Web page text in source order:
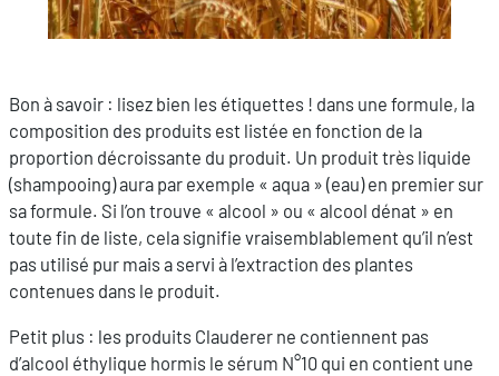
Bon à savoir : lisez bien les étiquettes ! dans une formule, la
composition des produits est listée en fonction de la
proportion décroissante du produit. Un produit très liquide
(shampooing) aura par exemple « aqua » (eau) en premier sur
sa formule. Si l’on trouve « alcool » ou « alcool dénat » en
toute fin de liste, cela signifie vraisemblablement qu’il n’est
pas utilisé pur mais a servi à l’extraction des plantes
contenues dans le produit.
Petit plus : les produits Clauderer ne contiennent pas
d’alcool éthylique hormis le sérum N°10 qui en contient une